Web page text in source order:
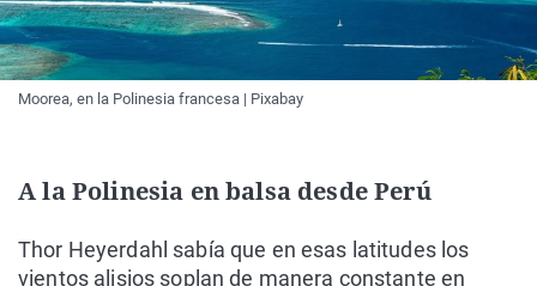
Moorea, en la Polinesia francesa | Pixabay
A la Polinesia en balsa desde Perú
Thor Heyerdahl sabía que en esas latitudes los
vientos alisios soplan de manera constante en